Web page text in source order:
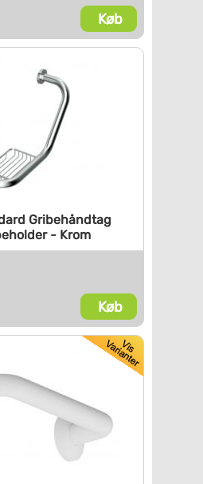
Køb
Gribehåndtag
- Krom
Køb